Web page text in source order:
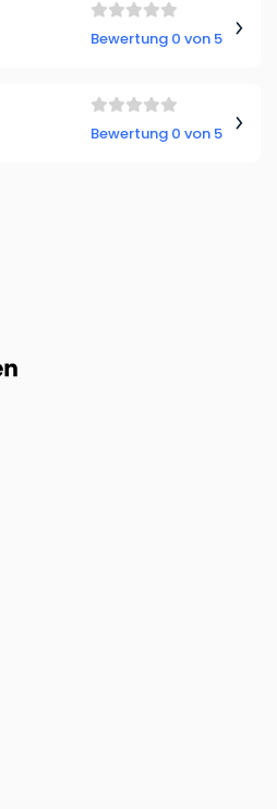
Bewertung 0 von 5
Bewertung 0 von 5